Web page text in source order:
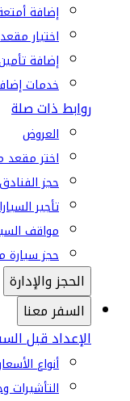
إضافة
اختيار مقعد
إضافة
خدمات
روابط ذات صلة
العروض
اختر مقعد
حجز الفنادق
تأجير
مواقف
حجز
الحجز والإدارة
السفر معنا
الإعداد قبل
أنواع
التأشيرات